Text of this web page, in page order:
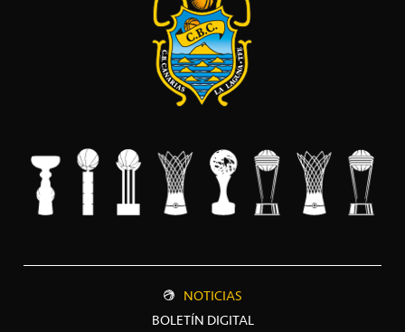
NOTICIAS
BOLETÍN DIGITAL